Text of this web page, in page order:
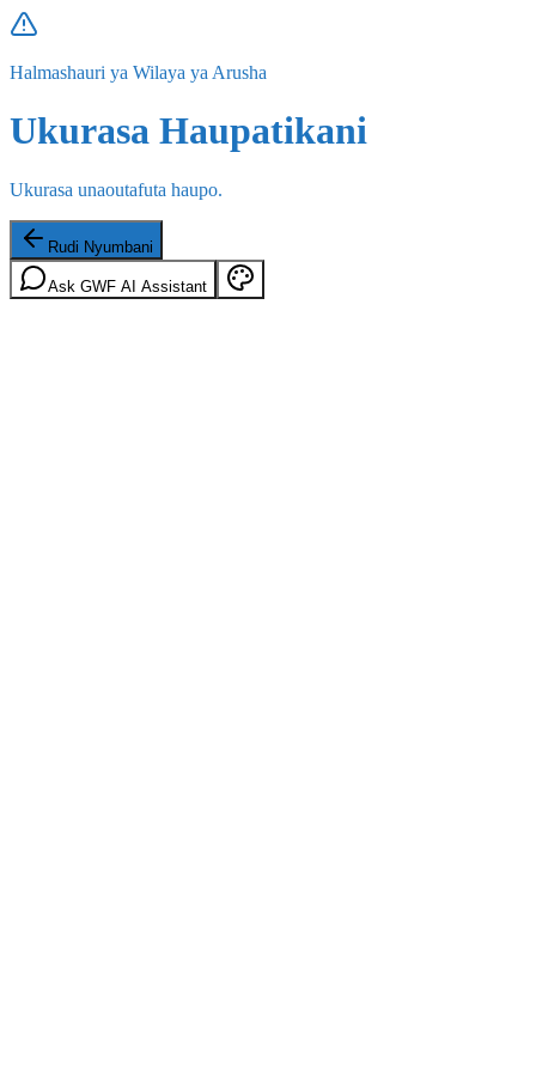
Halmashauri ya Wilaya ya Arusha
Ukurasa Haupatikani
Ukurasa unaoutafuta haupo.
Rudi Nyumbani
Ask GWF AI Assistant